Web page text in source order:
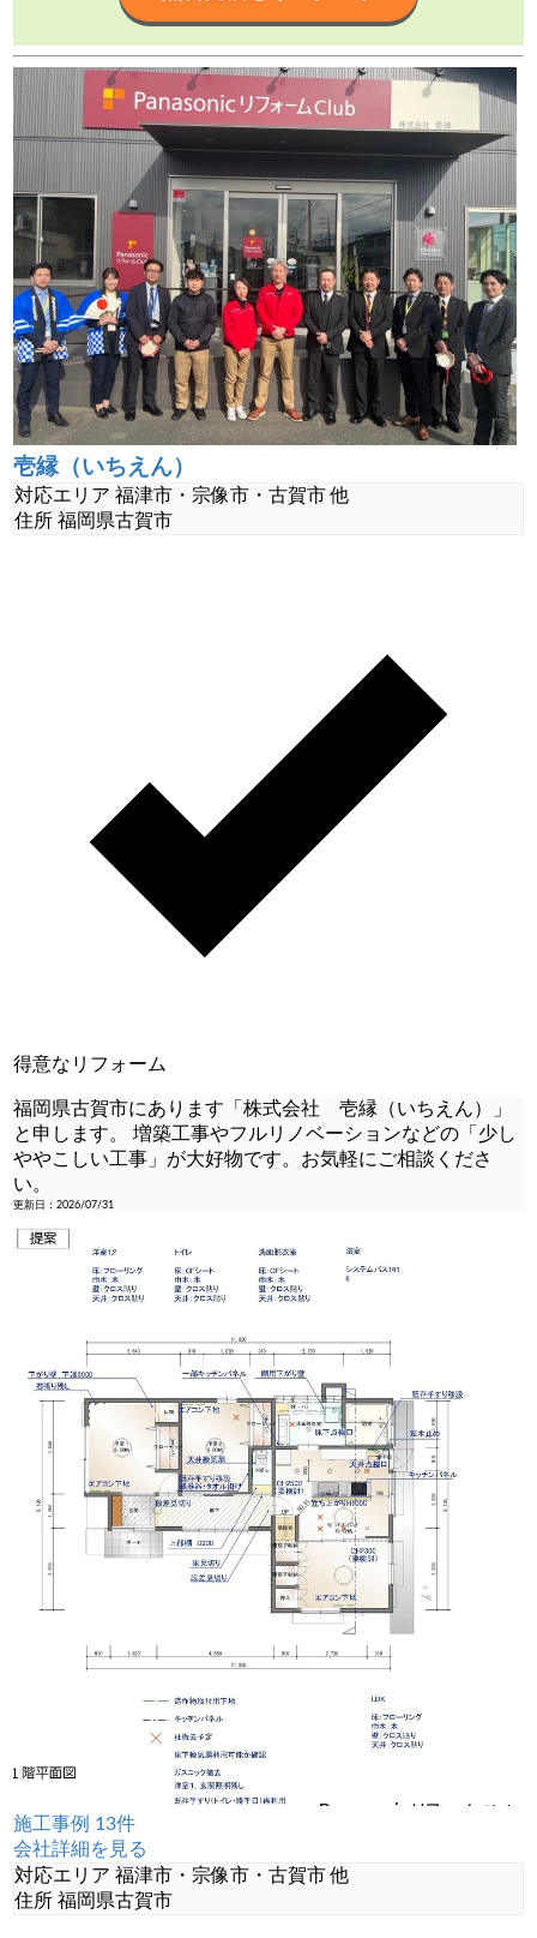
壱縁（いちえん）
対応エリア 福津市・宗像市・古賀市 他
住所 福岡県古賀市
得意なリフォーム
福岡県古賀市にあります「株式会社 壱縁（いちえん）」
と申します。 増築工事やフルリノベーションなどの「少し
ややこしい工事」が大好物です。お気軽にご相談くださ
い。
更新日：2026/07/31
施工事例 13件
会社詳細を見る
対応エリア 福津市・宗像市・古賀市 他
住所 福岡県古賀市